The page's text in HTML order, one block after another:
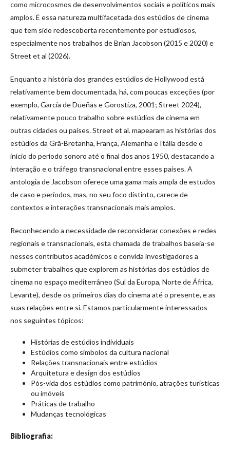
como microcosmos de desenvolvimentos sociais e políticos mais
amplos. É essa natureza multifacetada dos estúdios de cinema
que tem sido redescoberta recentemente por estudiosos,
especialmente nos trabalhos de Brian Jacobson (2015 e 2020) e
Street et al (2026).
Enquanto a história dos grandes estúdios de Hollywood está
relativamente bem documentada, há, com poucas exceções (por
exemplo, García de Dueñas e Gorostiza, 2001; Street 2024),
relativamente pouco trabalho sobre estúdios de cinema em
outras cidades ou países. Street et al. mapearam as histórias dos
estúdios da Grã-Bretanha, França, Alemanha e Itália desde o
início do período sonoro até o final dos anos 1950, destacando a
interação e o tráfego transnacional entre esses países. A
antologia de Jacobson oferece uma gama mais ampla de estudos
de caso e períodos, mas, no seu foco distinto, carece de
contextos e interações transnacionais mais amplos.
Reconhecendo a necessidade de reconsiderar conexões e redes
regionais e transnacionais, esta chamada de trabalhos baseia-se
nesses contributos académicos e convida investigadores a
submeter trabalhos que explorem as histórias dos estúdios de
cinema no espaço mediterrâneo (Sul da Europa, Norte de África,
Levante), desde os primeiros dias do cinema até o presente, e as
suas relações entre si. Estamos particularmente interessados
nos seguintes tópicos:
Histórias de estúdios individuais
Estúdios como símbolos da cultura nacional
Relações transnacionais entre estúdios
Arquitetura e design dos estúdios
Pós-vida dos estúdios como património, atrações turísticas
ou imóveis
Práticas de trabalho
Mudanças tecnológicas
Bibliografia: